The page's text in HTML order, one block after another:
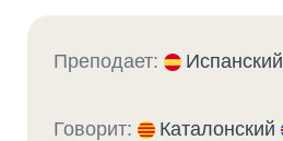
Преподает: Испанский
Говорит:
Каталонский